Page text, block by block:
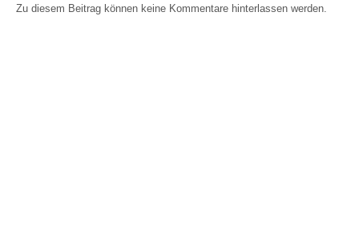
Zu diesem Beitrag können keine Kommentare hinterlassen werden.